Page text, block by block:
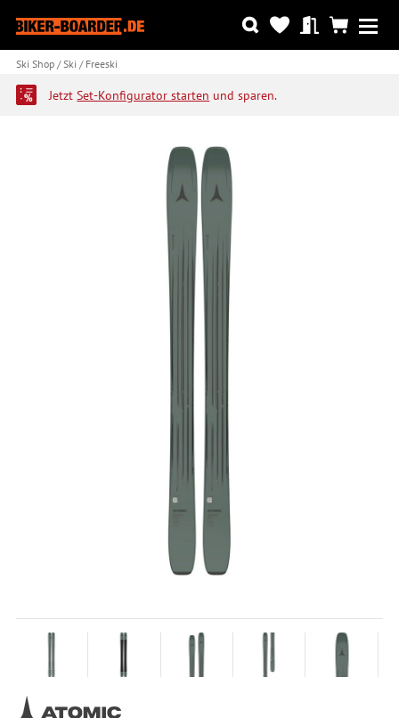
Ski Shop Ski Freeski
Jetzt Set-Konfigurator starten und sparen.